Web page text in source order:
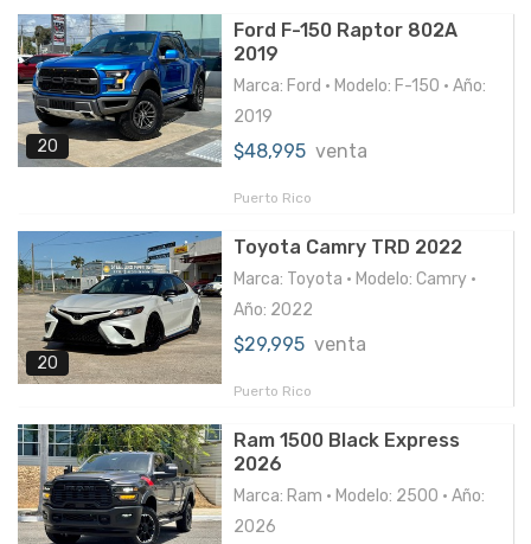
20
Ford F-150 Raptor 802A
2019
Marca: Ford • Modelo: F-150 • Año:
2019
$48,995 venta
Puerto Rico
20
Toyota Camry TRD 2022
Marca: Toyota • Modelo: Camry •
Año: 2022
$29,995 venta
Puerto Rico
Ram 1500 Black Express
2026
Marca: Ram • Modelo: 2500 • Año:
2026